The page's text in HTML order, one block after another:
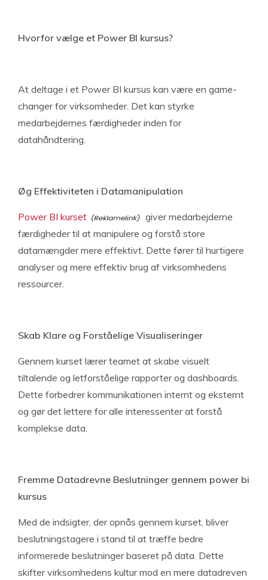
Hvorfor vælge et Power BI kursus?
At deltage i et Power BI kursus kan være en game-
changer for virksomheder. Det kan styrke
medarbejdernes færdigheder inden for
datahåndtering.
Øg Effektiviteten i Datamanipulation
Power BI kurset
giver medarbejderne
færdigheder til at manipulere og forstå store
datamængder mere effektivt. Dette fører til hurtigere
analyser og mere effektiv brug af virksomhedens
ressourcer.
Skab Klare og Forståelige Visualiseringer
Gennem kurset lærer teamet at skabe visuelt
tiltalende og letforståelige rapporter og dashboards.
Dette forbedrer kommunikationen internt og eksternt
og gør det lettere for alle interessenter at forstå
komplekse data.
Fremme Datadrevne Beslutninger gennem power bi
kursus
Med de indsigter, der opnås gennem kurset, bliver
beslutningstagere i stand til at træffe bedre
informerede beslutninger baseret på data. Dette
skifter virksomhedens kultur mod en mere datadreven